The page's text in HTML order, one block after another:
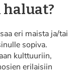
haluat?
eri maista ja/tai
sopiva.
kulttuuriin,
erilaisiin